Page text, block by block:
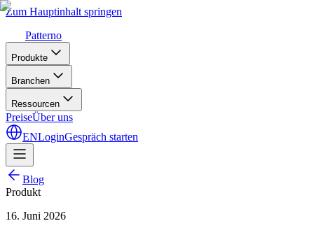
Zum Hauptinhalt springen
Patterno
Produkte
Branchen
Ressourcen
PreiseÜber uns
ENLoginGespräch starten
Blog
Produkt
16. Juni 2026